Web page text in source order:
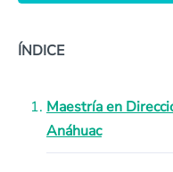
ÍNDICE
Maestría en
Anáhuac